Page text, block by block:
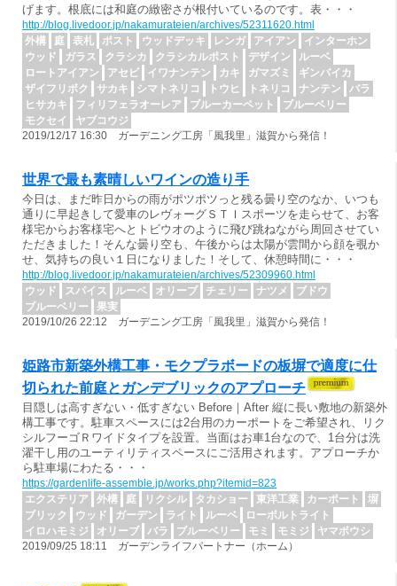
げます。根底には和庭の緻密さが根付いているのです。表・・・
http://blog.livedoor.jp/nakamurateien/archives/52311620.html
外構
庭 表札 ポスト ウッドデッキ レンガ アイアン
インターホン
ウッド
ガラス クラシカ クラシカルポスト デザイン
ルーベ
ロートアイアン
アセビ イワナンテン カキ ガマズミ
ギンバイカ
ザイフリボク
サカキ シマトネリコ トウヒ トネリコ ナンテン
バラ
ヒサカキ
フィリフェラオーレア ブルーカーペット
ブルーベリー
モクセイ
ヤブコウジ
2019/12/17 16:30 ガーデニング工房「風我里」滋賀から発信！
世界で最も素晴しいワインの造り手
今日は、まだ昨日からの雨がポツポツっと残る曇り空のなか、いつも
通りに早起きして愛車のレヴォーグＳＴＩスポーツを走らせて、お客
様宅からお客様宅へとトビウオのように飛び跳ねながら周回させてい
ただきました！そんな曇り空も、午後からは太陽が雲間から顔を覗か
せ、気持ちの良い１日になりました！そして、休憩時間に・・・
http://blog.livedoor.jp/nakamurateien/archives/52309960.html
ウッド
スパイス ルーベ オリーブ チェリー ナツメ
ブドウ
ブルーベリー
果実
2019/10/26 22:12 ガーデニング工房「風我里」滋賀から発信！
姫路市新築外構工事・モクプラボードの板塀で適度に仕
切られた前庭とガンデブリックのアプローチ
目隠しは高すぎない・低すぎない Before｜After 縦に長い敷地の新築外
構工事です。駐車スペースには2台用のカーポートをご希望され、リク
シルフーゴＲワイドタイプを設置。当面はお車1台なので、1台分は洗
濯干し用のユーティリティスペースにご活用されます。アプローチか
ら駐車場にわたる・・・
https://gardenlife-assemble.jp/works.php?itemid=823
エクステリア
外構 庭 リクシル タカショー 東洋工業 カーポート
塀
ブリック
ウッド ガーデン ライト ルーベ
ローボルトライト
イロハモミジ
オリーブ バラ ブルーベリー モミ モミジ
ヤマボウシ
2019/09/25 18:11 ガーデンライフパートナー（ホーム）